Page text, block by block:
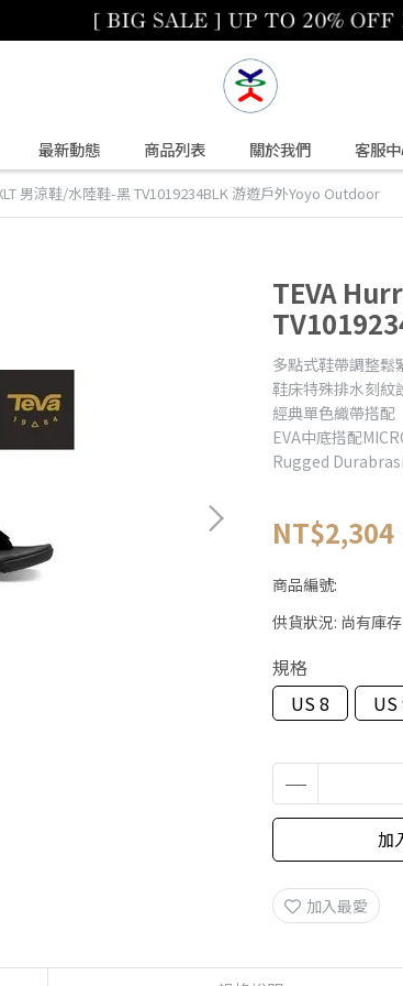
最新動態 商品列表 關於我們 客服
男涼鞋/水陸鞋-黑 TV1019234BLK 游遊戶外Yoyo Outdoor
TEVA
多點式鞋帶調整鬆
鞋床特殊排水刻紋
經典單色織帶搭配
EVA中底搭配
Rugged
NT$2,304
商品編號:
供貨狀況: 尚有庫存
規格
US 8
US
加
加入最愛